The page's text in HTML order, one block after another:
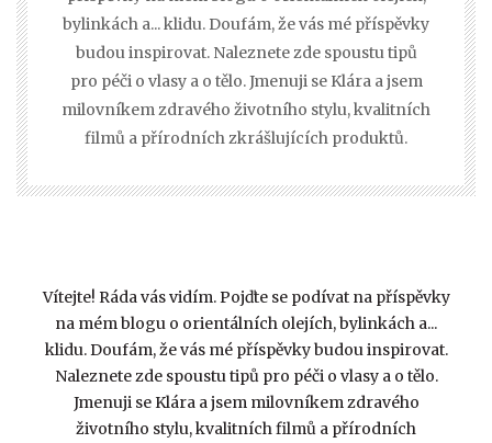
bylinkách a... klidu. Doufám, že vás mé příspěvky
budou inspirovat. Naleznete zde spoustu tipů
pro péči o vlasy a o tělo. Jmenuji se Klára a jsem
milovníkem zdravého životního stylu, kvalitních
filmů a přírodních zkrášlujících produktů.
Vítejte! Ráda vás vidím. Pojďte se podívat na příspěvky
na mém blogu o orientálních olejích, bylinkách a...
klidu. Doufám, že vás mé příspěvky budou inspirovat.
Naleznete zde spoustu tipů pro péči o vlasy a o tělo.
Jmenuji se Klára a jsem milovníkem zdravého
životního stylu, kvalitních filmů a přírodních